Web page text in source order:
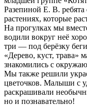
Разепиной Е. В.
растениях, которые
На прогулках мы
водили вокруг неё
три — под берёзку
«Дерево, куст, трава»
знакомились с
Мы также решили
цветочков. Малыши с
раскрашивали
но и познавательно!